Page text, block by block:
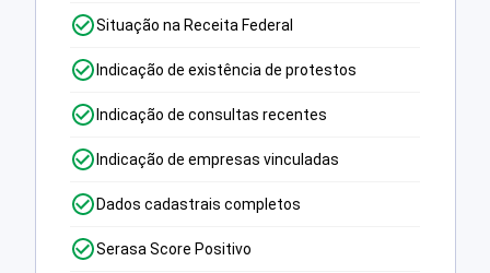
Situação na Receita Federal
Indicação de existência de protestos
Indicação de consultas recentes
Indicação de empresas vinculadas
Dados cadastrais completos
Serasa Score Positivo